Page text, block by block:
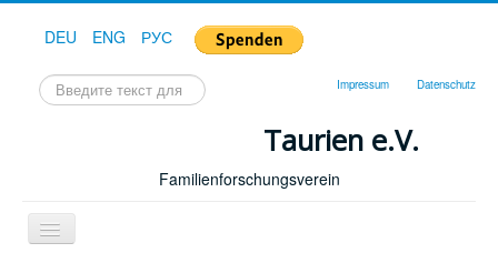
DEU ENG РУС
Искать... Impressum Datenschutz
Taurien e.V.
Familienforschungsverein
Toggle
Navigation